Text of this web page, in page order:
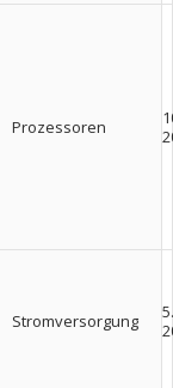
Prozessoren
Stromversorgung